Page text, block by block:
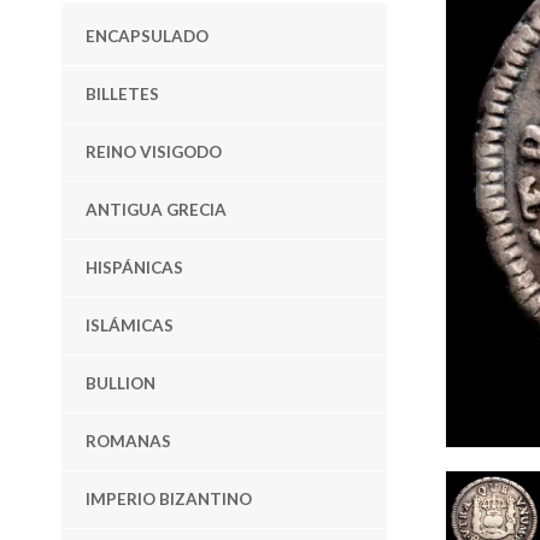
ENCAPSULADO
BILLETES
REINO VISIGODO
ANTIGUA GRECIA
HISPÁNICAS
ISLÁMICAS
BULLION
ROMANAS
IMPERIO BIZANTINO